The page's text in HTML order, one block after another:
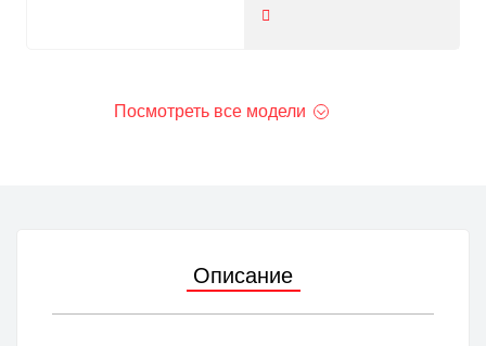
Посмотреть все модели
Описание